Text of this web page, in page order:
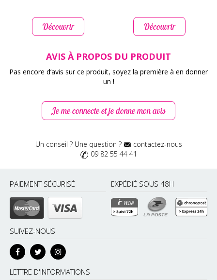
Découvrir Découvrir
AVIS À PROPOS DU PRODUIT
Pas encore d’avis sur ce produit, soyez la première à en donner
un !
Je me connecte et je donne mon avis
Un conseil ? Une question ?
contactez-nous
09 82 55 44 41
PAIEMENT SÉCURISÉ EXPÉDIÉ SOUS 48H
SUIVEZ-NOUS
LETTRE D'INFORMATIONS